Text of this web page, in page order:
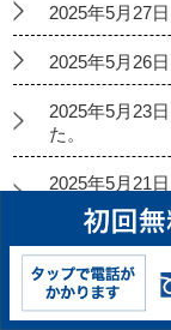
2025年5月27
2025年5月26
2025年5月23
た。
2025年5月21
2025年5月20
弾をアップし